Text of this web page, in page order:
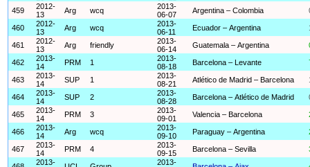
459
2012-
13
Arg wcq
2013-
06-07
Argentina – Colombia
460
2012-
13
Arg wcq
2013-
06-11
Ecuador – Argentina
461
2012-
13
Arg friendly
2013-
06-14
Guatemala – Argentina
462
2013-
14
PRM 1
2013-
08-18
Barcelona – Levante
463
2013-
14
SUP 1
2013-
08-21
Atlético de Madrid – Barcelona
464
2013-
14
SUP 2
2013-
08-28
Barcelona – Atlético de Madrid
465
2013-
14
PRM 3
2013-
09-01
Valencia – Barcelona
466
2013-
14
Arg wcq
2013-
09-10
Paraguay – Argentina
467
2013-
14
PRM 4
2013-
09-15
Barcelona – Sevilla
2013-
2013-